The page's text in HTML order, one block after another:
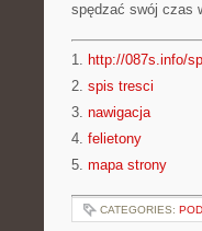
spędzać swój czas
1. http://087s.info/
2. spis tresci
3. nawigacja
4. felietony
5. mapa strony
CATEGORIES: